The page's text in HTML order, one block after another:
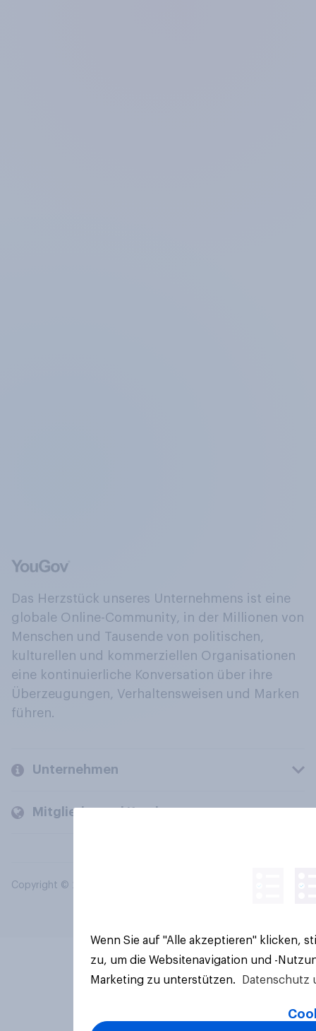
Das Herzstück unseres Unternehmens ist eine
globale Online-Community, in der Millionen von
Menschen und Tausende von politischen,
kulturellen und kommerziellen Organisationen
eine kontinuierliche Konversation über ihre
Überzeugungen, Verhaltensweisen und Marken
führen.
Unternehmen
Mitglieder und Kunden
Copyright © 2026 YouGov PLC. Alle Rechte vorbehalten.
Wenn Sie auf "Alle akzeptieren" klicken,
zu, um die Websitenavigation und -
Marketing zu unterstützen.
Datenschutz